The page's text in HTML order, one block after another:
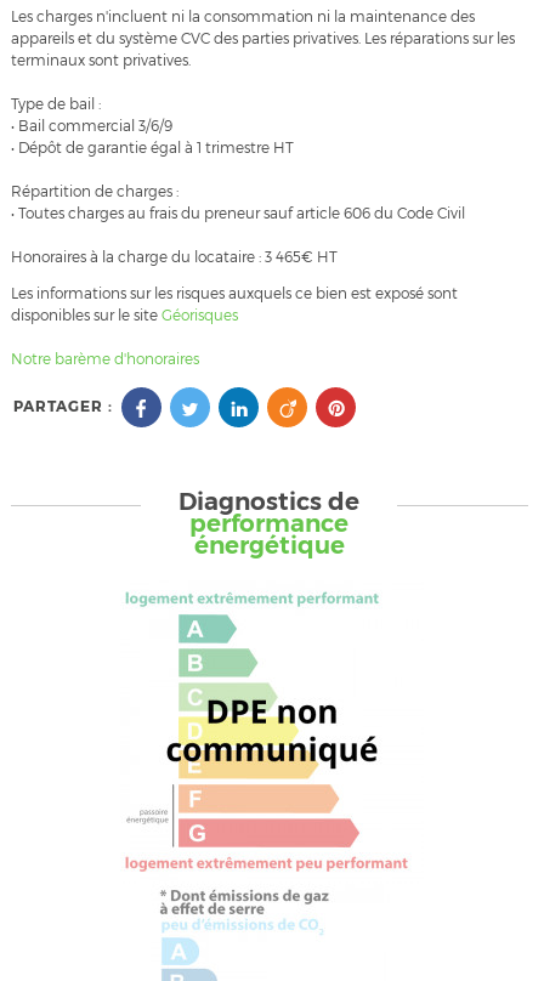
Les charges n'incluent ni la consommation ni la maintenance des
appareils et du système CVC des parties privatives. Les réparations sur les
terminaux sont privatives.
Type de bail :
• Bail commercial 3/6/9
• Dépôt de garantie égal à 1 trimestre HT
Répartition de charges :
• Toutes charges au frais du preneur sauf article 606 du Code Civil
Honoraires à la charge du locataire : 3 465€ HT
Les informations sur les risques auxquels ce bien est exposé sont
disponibles sur le site Géorisques
Notre barème d'honoraires
PARTAGER :
Diagnostics de
performance
énergétique